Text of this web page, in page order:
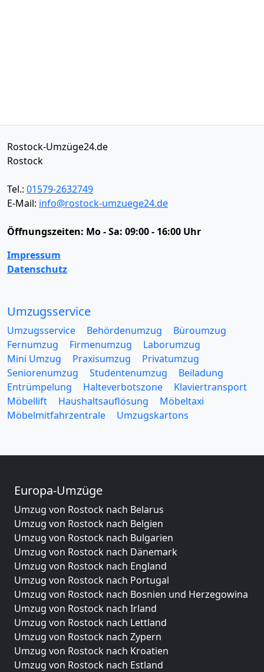
Rostock-Umzüge24.de
Rostock
Tel.: 01579-2632749
E-Mail: info@rostock-umzuege24.de
Öffnungszeiten: Mo - Sa: 09:00 - 16:00 Uhr
Impressum
Datenschutz
Umzugsservice
Umzugsservice Behördenumzug
Büroumzug
Fernumzug
Firmenumzug
Laborumzug
Mini Umzug
Praxisumzug
Privatumzug
Seniorenumzug
Studentenumzug
Beiladung
Entrümpelung
Halteverbotszone
Klaviertransport
Möbellift
Haushaltsauflösung
Möbeltaxi
Möbelmitfahrzentrale
Umzugskartons
Europa-Umzüge
Umzug von Rostock nach Belarus
Umzug von Rostock nach Belgien
Umzug von Rostock nach Bulgarien
Umzug von Rostock nach Dänemark
Umzug von Rostock nach England
Umzug von Rostock nach Portugal
Umzug von Rostock nach Bosnien und Herzegowina
Umzug von Rostock nach Irland
Umzug von Rostock nach Lettland
Umzug von Rostock nach Zypern
Umzug von Rostock nach Kroatien
Umzug von Rostock nach Estland